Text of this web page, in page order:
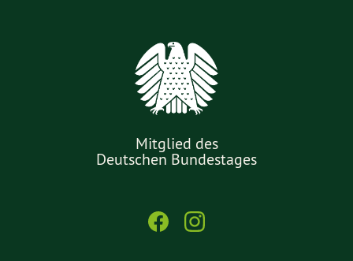
Mitglied des
Deutschen Bundestages